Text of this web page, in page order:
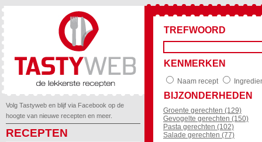
Volg Tastyweb en blijf via Facebook op de
hoogte van nieuwe recepten en meer.
RECEPTEN
TREFWOORD
KENMERKEN
Naam recept
BIJZONDERHEDEN
Groente gerechten (129)
Gevogelte gerechten (150)
Pasta gerechten (102)
Salade gerechten (77)